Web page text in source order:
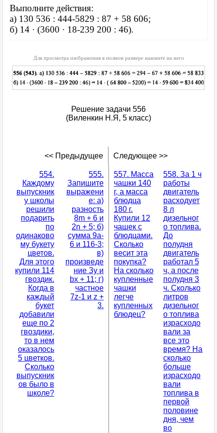
Выполните действия:
а) 130 536 : 444-5829 : 87 + 58 606;
б) 14 · (3600 · 18-239 200 : 46).
Для просмотра изображения в полном размере нажмите на него
Решение задачи 556
(Виленкин Н.Я, 5 класс)
<< Предыдущее Следующее >>
554.
Каждому
выпускник
у школы
решили
подарить
по
одинаково
му букету
цветов.
Для этого
купили 114
гвоздик.
Когда в
каждый
букет
добавили
еще по 2
гвоздики,
то в нем
оказалось
5 цветков.
Сколько
выпускник
ов было в
школе?
555.
Запишите
выражени
е: а)
разность
8m + 6 и
2n + 5; б)
сумма 9a-
6 и 116-3;
в)
произведе
ние Зy и
bx + 11; г)
частное
7z-1 и z +
3.
557. Масса
чашки 140
г, а масса
блюдца
180 г.
Купили 12
чашек с
блюдцами.
Сколько
весит эта
покупка?
На сколько
купленные
чашки
легче
купленных
блюдец?
558. За 1 ч
работы
двигатель
расходует
8 л
дизельног
о топлива.
До
полудня
двигатель
работал 5
ч, а после
полудня 3
ч. Сколько
литров
дизельног
о топлива
израсходо
вали за
все это
время? На
сколько
больше
израсходо
вали
топлива в
первой
половине
дня, чем
во